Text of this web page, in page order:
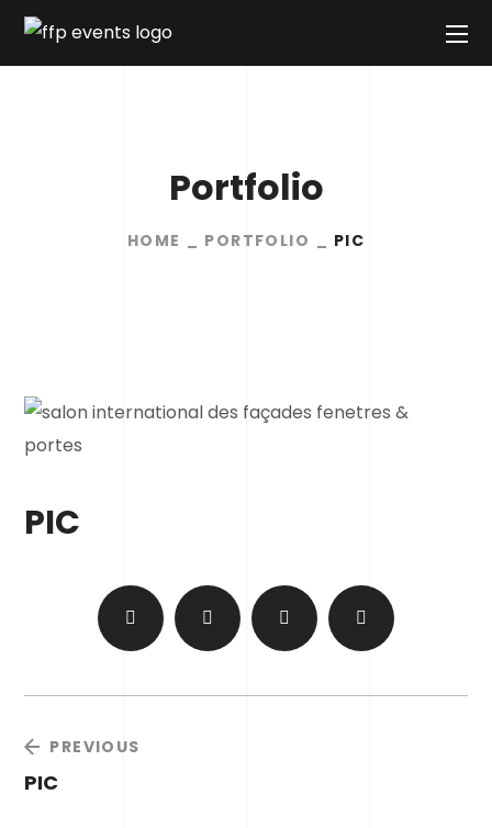
Portfolio
HOME PORTFOLIO PIC
PIC
PREVIOUS
PIC